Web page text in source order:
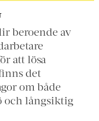
beroende av
att lösa
det
om både
och långsiktig